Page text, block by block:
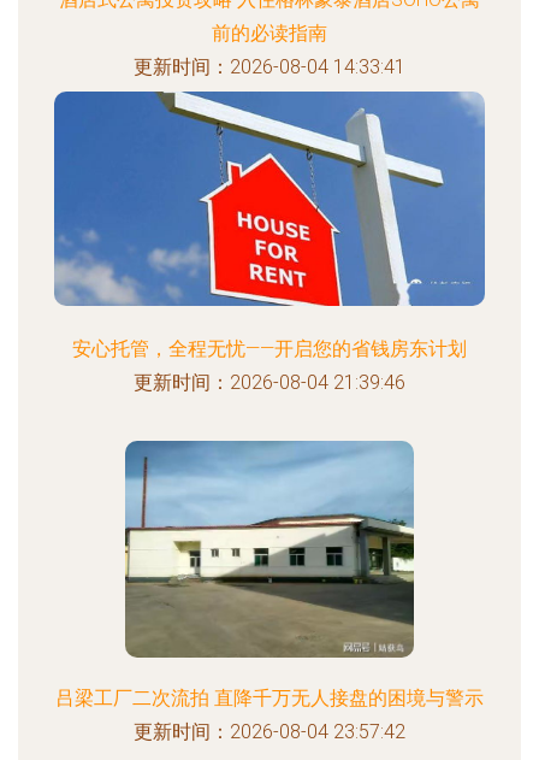
前的必读指南
更新时间：2026-08-04 14:33:41
安心托管，全程无忧——开启您的省钱房东计划
更新时间：2026-08-04 21:39:46
吕梁工厂二次流拍 直降千万无人接盘的困境与警示
更新时间：2026-08-04 23:57:42